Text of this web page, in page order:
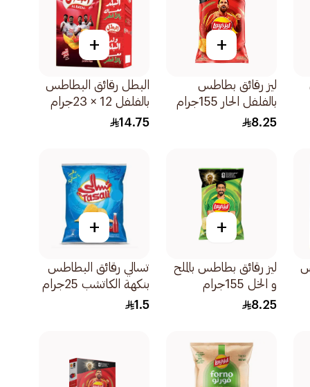
+
ليز رقائق بطاطس
بالفلفل الحار 155جرام
8.25
+
البطل رقائق البطاطس
بالفلفل 12 × 23جرام
14.75
+
ليز رقائق بطاطس بالملح
و الخل 155جرام
8.25
+
تسالي رقائق البطاطس
بنكهة الكاتشب 25جرام
1.5